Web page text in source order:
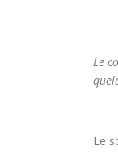
Le
Le